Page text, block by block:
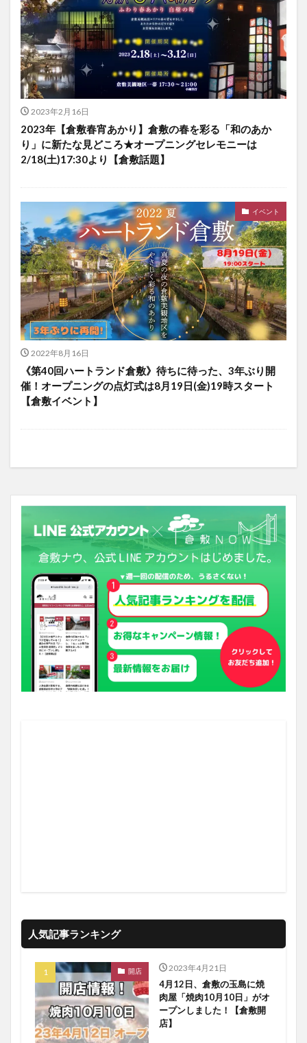
2023年2月16日
2023年【倉敷春宵あかり】倉敷の春を彩る「和のあか
り」に新たな見どころ★オープニングセレモニーは
2/18(土)17:30より【倉敷話題】
イベント
2022年8月16日
《第40回ハートランド倉敷》待ちに待った、3年ぶり開
催！オープニングの点灯式は8月19日(金)19時スタート
【倉敷イベント】
人気記事ランキング
開店 2023年4月21日
4月12日、倉敷の玉島に焼
肉屋「焼肉10月10日」がオ
ープンしました！【倉敷開
店】